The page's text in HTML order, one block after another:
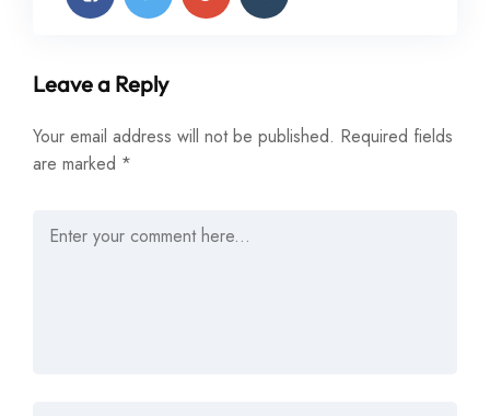
Leave a Reply
Your email address will not be published. Required fields
are marked *